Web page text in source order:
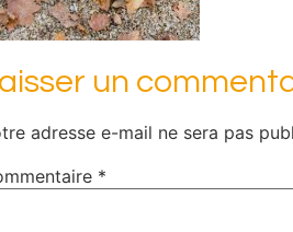
un
adresse e-mail ne sera pas
*